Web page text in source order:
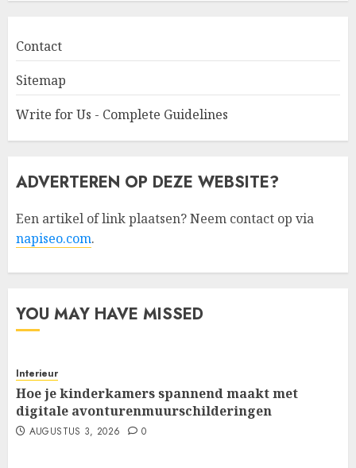
Contact
Sitemap
Write for Us - Complete Guidelines
ADVERTEREN OP DEZE WEBSITE?
Een artikel of link plaatsen? Neem contact op via
napiseo.com.
YOU MAY HAVE MISSED
Interieur
Hoe je kinderkamers spannend maakt met
digitale avonturenmuurschilderingen
AUGUSTUS 3, 2026 0